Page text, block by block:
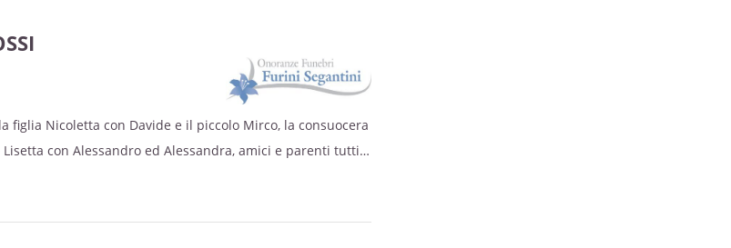
figlia Nicoletta con Davide e il piccolo Mirco, la consuocera
con Alessandro ed Alessandra, amici e parenti tutti.
alle ore 19.00 in chiesa a Caselle di Nogara.
Legnago.